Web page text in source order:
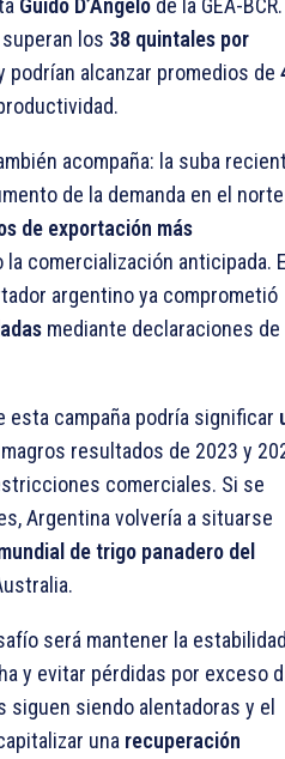
los 38 quintales por
podrían alcanzar promedios de
acompaña: la suba
de la demanda en el
de exportación más
la comercialización anticipada.
argentino ya comprometió
mediante declaraciones de
esta campaña podría significar
resultados de 2023 y
comerciales. Si se
Argentina volvería a situarse
de trigo panadero del
será mantener la
y evitar pérdidas por exceso
siguen siendo alentadoras y el
una recuperación